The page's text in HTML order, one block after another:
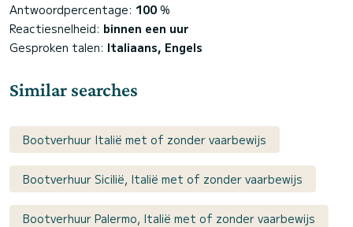
Antwoordpercentage: 100 %
Reactiesnelheid: binnen een uur
Gesproken talen: Italiaans, Engels
Similar searches
Bootverhuur Italië met of zonder vaarbewijs
Bootverhuur Sicilië, Italië met of zonder vaarbewijs
Bootverhuur Palermo, Italië met of zonder vaarbewijs